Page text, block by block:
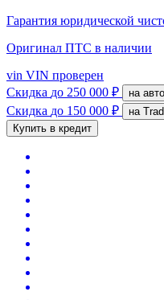
Гарантия юридической
Оригинал ПТС в наличии
vin VIN проверен
Скидка до 250 000 ₽ на
Скидка до 150 000 ₽
на
Купить в кредит